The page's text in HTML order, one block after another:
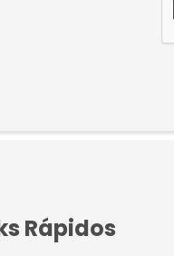
Rápidos